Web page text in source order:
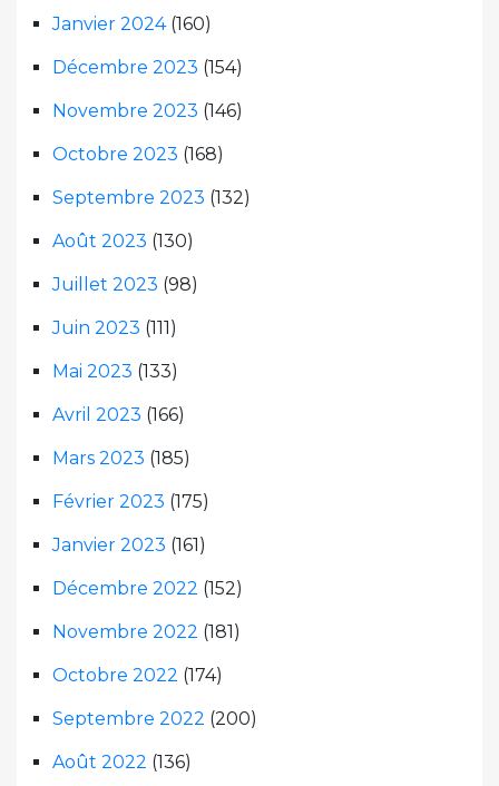
Janvier 2024(160)
Décembre 2023 (154)
Novembre 2023 (146)
Octobre 2023 (168)
Septembre 2023 (132)
Août 2023 (130)
Juillet 2023 (98)
Juin 2023 (111)
Mai 2023 (133)
Avril 2023 (166)
Mars 2023 (185)
Février 2023 (175)
Janvier 2023 (161)
Décembre 2022 (152)
Novembre 2022 (181)
Octobre 2022 (174)
Septembre 2022 (200)
Août 2022 (136)